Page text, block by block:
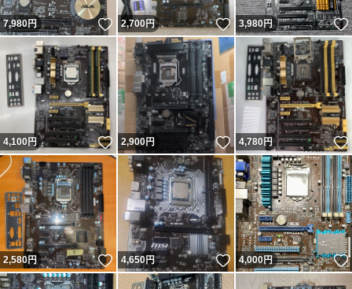
7,980円 いいね！
2,700円 いいね！
3,980円
4,100円 いいね！
2,900円 いいね！
4,780円
2,580円 いいね！
4,650円 いいね！
4,000円